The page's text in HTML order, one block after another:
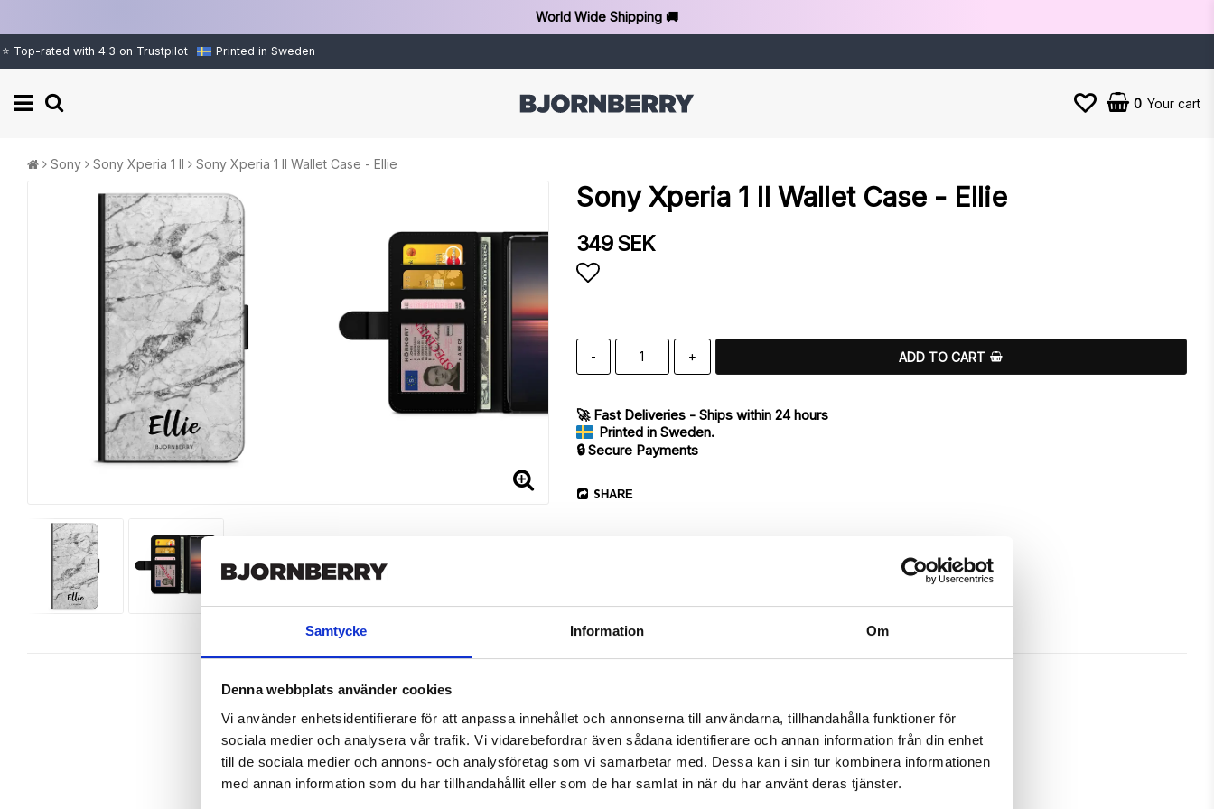
Samtycke Information Om
Denna webbplats använder cookies
Vi använder enhetsidentifierare för att anpassa innehållet och annonserna till användarna, tillhandahålla funktioner för
sociala medier och analysera vår trafik. Vi vidarebefordrar även sådana identifierare och annan information från din enhet
till de sociala medier och annons- och analysföretag som vi samarbetar med. Dessa kan i sin tur kombinera informationen
med annan information som du har tillhandahållit eller som de har samlat in när du har använt deras tjänster.
World Wide Shipping 🚚
⭐ Top-rated with 4.3 on Trustpilot Printed in Sweden
0 Your cart
Sony Sony Xperia 1 II Sony Xperia 1 II Wallet Case - Ellie
Sony Xperia 1 II Wallet Case - Ellie
349 SEK
- + ADD TO CART
🚀 Fast Deliveries - Ships within 24 hours
Printed in Sweden.
🔒 Secure Payments
SHARE
Article no.: 720795
Wallet case from Bjornberry for your Sony Xperia 1 II with unique “Ellie”-pattern. Which gives great protection and has a unique design.
Product details: